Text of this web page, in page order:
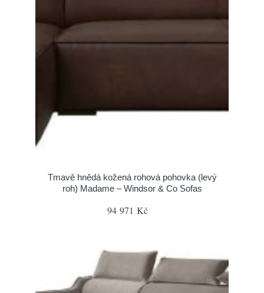
Tmavě hnědá kožená rohová pohovka (levý
roh) Madame – Windsor & Co Sofas
94 971 Kč